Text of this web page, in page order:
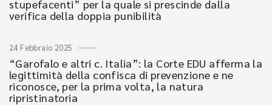
stupefacenti” per la quale si prescinde dalla
verifica della doppia punibilità
24 Febbraio 2025
“Garofalo e altri c. Italia”: la Corte EDU afferma la
legittimità della confisca di prevenzione e ne
riconosce, per la prima volta, la natura
ripristinatoria